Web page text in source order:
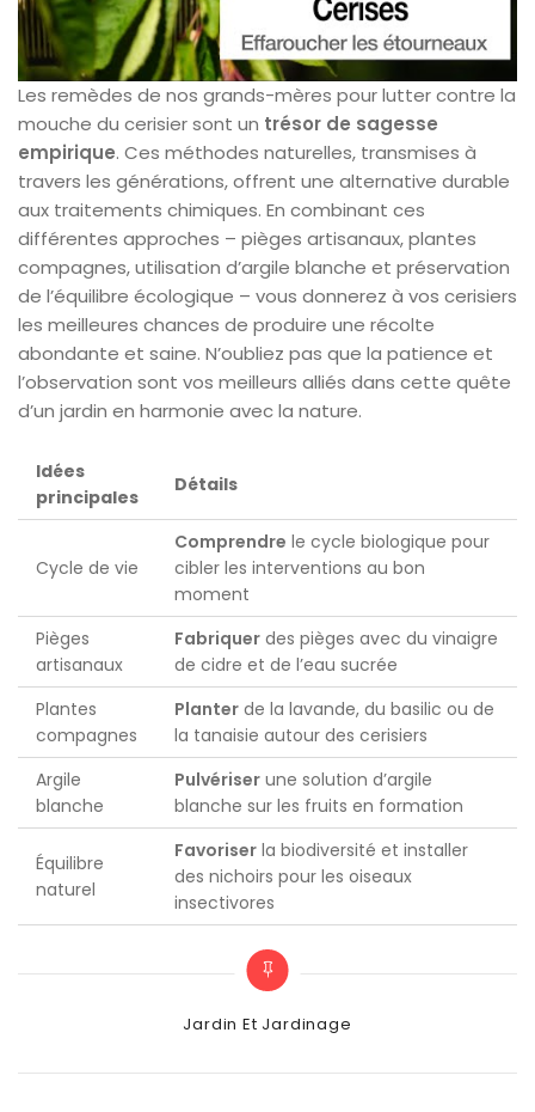
Les remèdes de nos grands-mères pour lutter contre la
mouche du cerisier sont un trésor de sagesse
empirique. Ces méthodes naturelles, transmises à
travers les générations, offrent une alternative durable
aux traitements chimiques. En combinant ces
différentes approches – pièges artisanaux, plantes
compagnes, utilisation d’argile blanche et préservation
de l’équilibre écologique – vous donnerez à vos cerisiers
les meilleures chances de produire une récolte
abondante et saine. N’oubliez pas que la patience et
l’observation sont vos meilleurs alliés dans cette quête
d’un jardin en harmonie avec la nature.
Idées
principales
Détails
Cycle de vie
Comprendre le cycle biologique pour
cibler les interventions au bon
moment
Pièges
artisanaux
Fabriquer des pièges avec du vinaigre
de cidre et de l’eau sucrée
Plantes
compagnes
Planter de la lavande, du basilic ou de
la tanaisie autour des cerisiers
Argile
blanche
Pulvériser une solution d’argile
blanche sur les fruits en formation
Équilibre
naturel
Favoriser la biodiversité et installer
des nichoirs pour les oiseaux
insectivores
Categories
Jardin Et Jardinage